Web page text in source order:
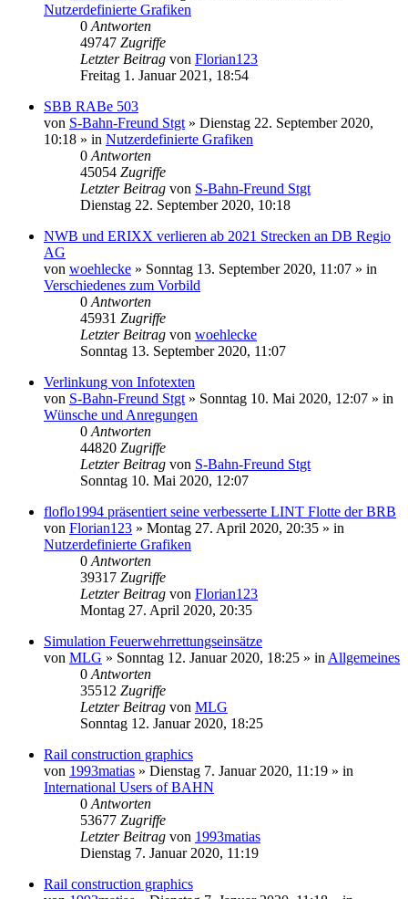
Nutzerdefinierte Grafiken
0 Antworten
49747 Zugriffe
Letzter Beitrag von Florian123
Freitag 1. Januar 2021, 18:54
SBB RABe 503
von S-Bahn-Freund Stgt » Dienstag 22. September 2020,
10:18 » in Nutzerdefinierte Grafiken
0 Antworten
45054 Zugriffe
Letzter Beitrag von S-Bahn-Freund Stgt
Dienstag 22. September 2020, 10:18
NWB und ERIXX verlieren ab 2021 Strecken an DB Regio
AG
von woehlecke » Sonntag 13. September 2020, 11:07 » in
Verschiedenes zum Vorbild
0 Antworten
45931 Zugriffe
Letzter Beitrag von woehlecke
Sonntag 13. September 2020, 11:07
Verlinkung von Infotexten
von S-Bahn-Freund Stgt » Sonntag 10. Mai 2020, 12:07 » in
Wünsche und Anregungen
0 Antworten
44820 Zugriffe
Letzter Beitrag von S-Bahn-Freund Stgt
Sonntag 10. Mai 2020, 12:07
floflo1994 präsentiert seine verbesserte LINT Flotte der BRB
von Florian123 » Montag 27. April 2020, 20:35 » in
Nutzerdefinierte Grafiken
0 Antworten
39317 Zugriffe
Letzter Beitrag von Florian123
Montag 27. April 2020, 20:35
Simulation Feuerwehrrettungseinsätze
von MLG » Sonntag 12. Januar 2020, 18:25 » in Allgemeines
0 Antworten
35512 Zugriffe
Letzter Beitrag von MLG
Sonntag 12. Januar 2020, 18:25
Rail construction graphics
von 1993matias » Dienstag 7. Januar 2020, 11:19 » in
International Users of BAHN
0 Antworten
53677 Zugriffe
Letzter Beitrag von 1993matias
Dienstag 7. Januar 2020, 11:19
Rail construction graphics